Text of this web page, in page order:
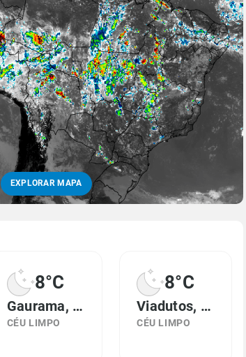
EXPLORAR MAPA
8°C
Gaurama, RS
CÉU LIMPO
8°C
Viadutos, RS
CÉU LIMPO